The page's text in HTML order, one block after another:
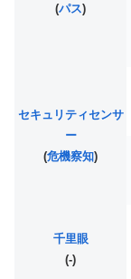
(パス)
セキュリティセンサ
ー
(危機察知)
千里眼
(-)